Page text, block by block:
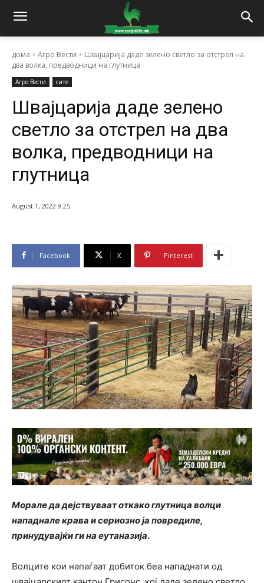
дома Агро Вести
Швајцарија даде зелено светло за отстрел на
два волка, предводници на глутница
Агро Вести сите
Швајцарија даде зелено
светло за отстрел на два
волка, предводници на
глутница
August 1, 2022 9:25
Facebook X Pinterest
Морале да дејствуваат откако глутница волци
нападнале крава и сериозно ја повредиле,
принудувајќи ги на еутаназија.
Волците кои напаѓаат добиток беа нападнати од